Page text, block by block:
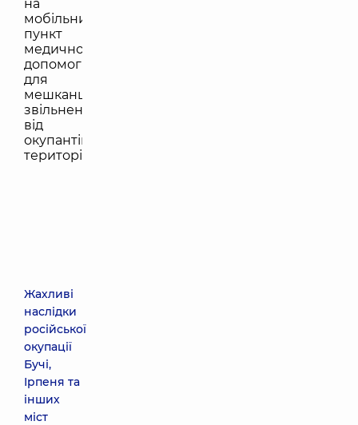
Жахливі
наслідки
російської
окупації
Бучі,
Ірпеня та
інших
міст